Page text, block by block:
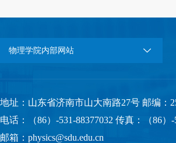
物理学院内部网站
地址：山东省济南市山大南路27号 邮编：
电话：（86）-531-88377032 传真：（86）-
邮箱：physics@sdu.edu.cn